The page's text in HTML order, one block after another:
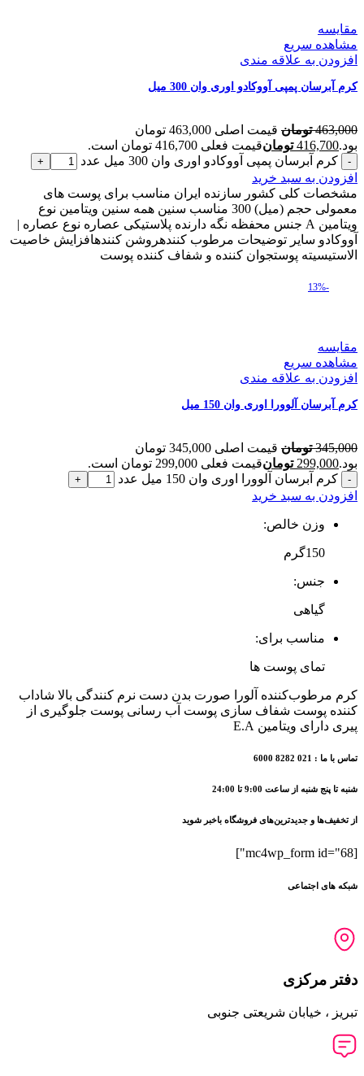
مقایسه
مشاهده سریع
افزودن به علاقه مندی
کرم آبرسان پمپی آووکادو اوری وان 300 میل
463,000 تومان
قیمت اصلی 463,000 تومان
بود.416,700 تومانقیمت فعلی 416,700 تومان است.
کرم آبرسان پمپی آووکادو اوری وان 300 میل عدد
افزودن به سبد خرید
مشخصات کلی کشور سازنده ایران مناسب برای پوست های
معمولی حجم (میل) 300 مناسب سنین همه سنین ویتامین نوع
ویتامین A جنس محفظه نگه دارنده پلاستیکی عصاره نوع عصاره |
آووکادو سایر توضیحات مرطوب کنندهروشن کنندهافزایش خاصیت
الاستیسیته پوستجوان کننده و شفاف کننده پوست
-13%
مقایسه
مشاهده سریع
افزودن به علاقه مندی
کرم آبرسان آلوورا اوری وان 150 میل
345,000 تومان
قیمت اصلی 345,000 تومان
بود.299,000 تومانقیمت فعلی 299,000 تومان است.
کرم آبرسان آلوورا اوری وان 150 میل عدد
افزودن به سبد خرید
وزن خالص:
150گرم
جنس:
گیاهی
مناسب برای:
تمای پوست ها
کرم مرطوب‌کننده آلورا صورت بدن دست نرم کنندگی بالا شاداب
کننده پوست شفاف سازی پوست آب رسانی پوست جلوگیری از
پیری دارای ویتامین E.A
تماس با ما : 021 8282 6000
شنبه تا پنج شنبه از ساعت 9:00 تا 24:00
از تخفیف‌ها و جدیدترین‌های فروشگاه باخبر شوید
[mc4wp_form id="68"]
شبکه های اجتماعی
دفتر مرکزی
تبریز ، خیابان شریعتی جنوبی